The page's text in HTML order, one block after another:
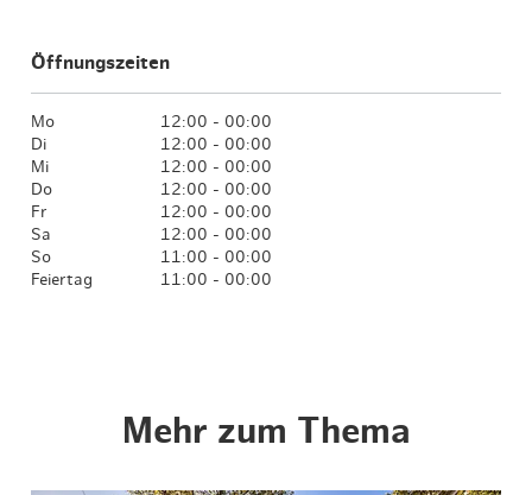
Öffnungszeiten
Mo
12:00 - 00:00
Di
12:00 - 00:00
Mi
12:00 - 00:00
Do
12:00 - 00:00
Fr
12:00 - 00:00
Sa
12:00 - 00:00
So
11:00 - 00:00
Feiertag
11:00 - 00:00
Mehr zum Thema